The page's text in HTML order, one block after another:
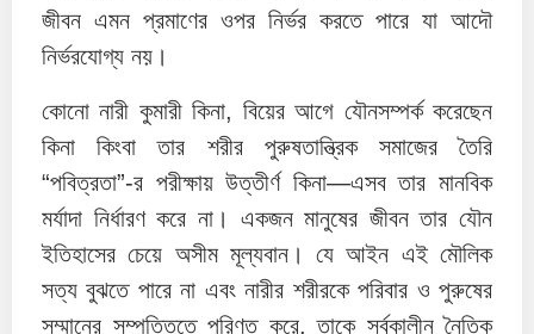
জীবন এমন প্রমাণের ওপর নির্ভর করতে পারে যা আদৌ
নির্ভরযোগ্য নয়।
কোনো নারী কুমারী কিনা, বিয়ের আগে যৌনসম্পর্ক করেছেন
কিনা কিংবা তার শরীর পুরুষতান্ত্রিক সমাজের তৈরি
“পবিত্রতা”-র পরীক্ষায় উত্তীর্ণ কিনা—এসব তার মানবিক
মর্যাদা নির্ধারণ করে না। একজন মানুষের জীবন তার যৌন
ইতিহাসের চেয়ে অসীম মূল্যবান। যে আইন এই মৌলিক
সত্য বুঝতে পারে না এবং নারীর শরীরকে পরিবার ও পুরুষের
সম্মানের সম্পত্তিতে পরিণত করে, তাকে সর্বকালীন নৈতিক